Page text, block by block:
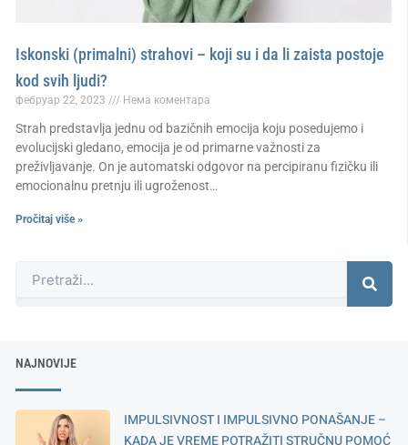
Iskonski (primalni) strahovi – koji su i da li zaista postoje
kod svih ljudi?
фебруар 22, 2023 Нема коментара
Strah predstavlja jednu od bazičnih emocija koju posedujemo i
evolucijski gledano, emocija je od primarne važnosti za
preživljavanje. On je automatski odgovor na percipiranu fizičku ili
emocionalnu pretnju ili ugroženost…
Pročitaj više »
NAJNOVIJE
IMPULSIVNOST I IMPULSIVNO PONAŠANJE –
KADA JE VREME POTRAŽITI STRUČNU POMOĆ